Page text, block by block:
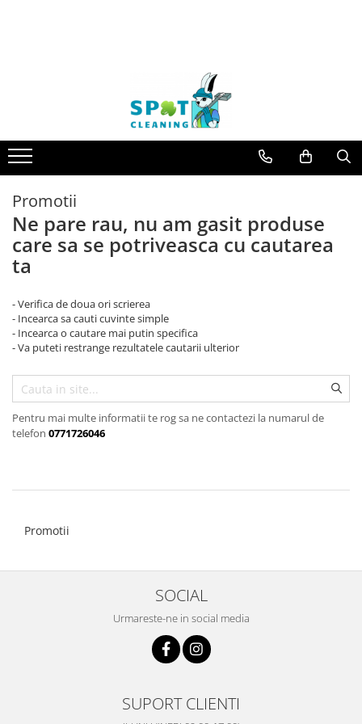
Promotii
Ne pare rau, nu am gasit produse
care sa se potriveasca cu cautarea
ta
- Verifica de doua ori scrierea
- Incearca sa cauti cuvinte simple
- Incearca o cautare mai putin specifica
- Va puteti restrange rezultatele cautarii ulterior
Pentru mai multe informatii te rog sa ne contactezi la numarul de
telefon 0771726046
Promotii
SOCIAL
Urmareste-ne in social media
SUPORT CLIENTI